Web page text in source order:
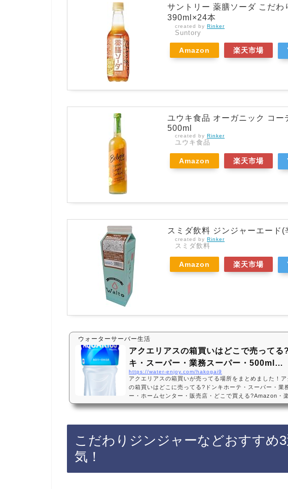
サントリー 薬膳ソーダ こだわ
390ml×24本
created by Rinker
Suntory
Amazon 楽天市場
ユウキ食品 オーガニック コ
500ml
created by Rinker
ユウキ食品
Amazon 楽天市場
スミダ飲料 ジンジャーエード(
created by Rinker
スミダ飲料
Amazon 楽天市場
ウォーターサーバー生活
アクエリアスの箱買いはどこで売ってる
キ・スーパー・業務スーパー・500ml…
https://water-enjoy.com/hakogai9
アクエリアスの箱買いが売ってる場所をまとめました！ア
の箱買いはどこに売ってる?ドンキホーテ・スーパー・業
ー・ホームセンター・販売店・どこで買える?Amazon・
てない? 500ml・24本・2l・6本アクエリアスの箱買いは
おすすめ3選・口コミでも人気！コカ・コーラ アクエリア
ボトル 500ml…
こだわりジンジャーなどおすすめ
気！